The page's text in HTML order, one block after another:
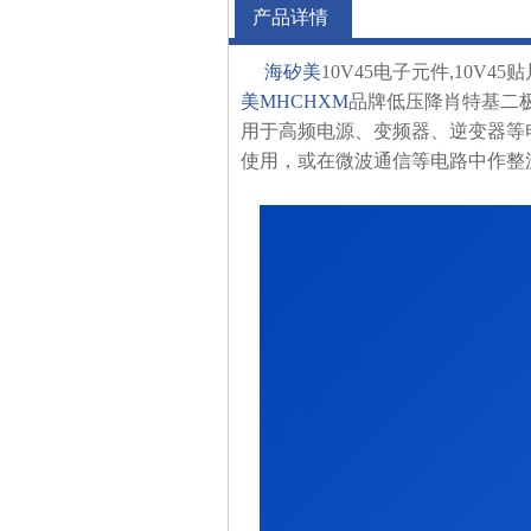
产品详情
海矽美10V45电子元件,10V45
美MHCHXM品牌低压降肖特基二
用于高频电源、变频器、逆变器
使用，或在微波通信等电路中作